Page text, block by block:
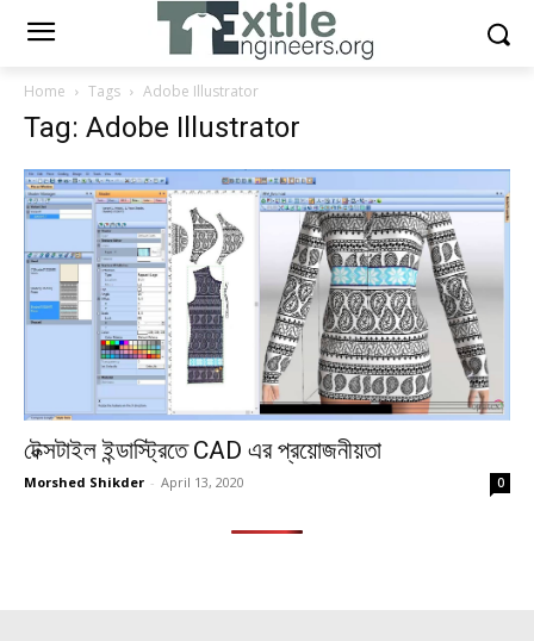
Home Tags Adobe Illustrator
Tag: Adobe Illustrator
টেক্সটাইল ইন্ডাস্ট্রিতে CAD এর প্রয়োজনীয়তা
Morshed Shikder - April 13, 2020 0